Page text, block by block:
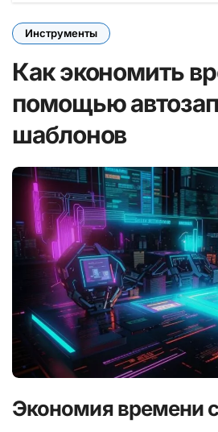
Инструменты
Как экономить
помощью
шаблонов
Экономия времени